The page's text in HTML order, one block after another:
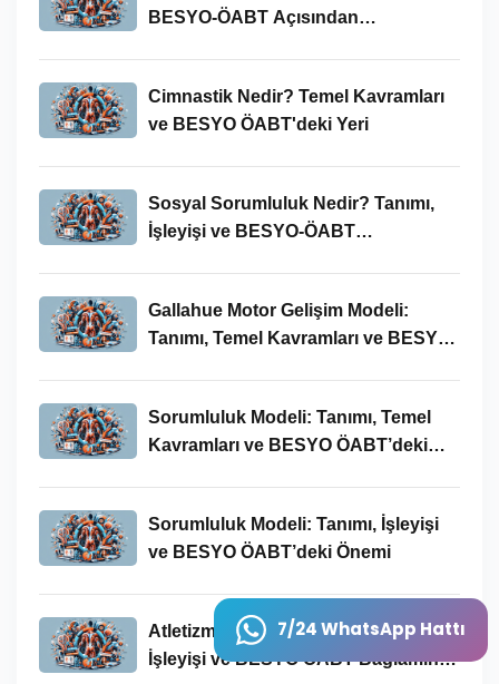
7/24 WhatsApp Hattı
BESYO-ÖABT Açısından
Cimnastik Nedir? Temel Kavramları
ve BESYO ÖABT'deki Yeri
Sosyal Sorumluluk Nedir? Tanımı,
İşleyişi ve BESYO-ÖABT
Gallahue Motor Gelişim Modeli:
Tanımı, Temel Kavramları ve BESYO-
Sorumluluk Modeli: Tanımı, Temel
Kavramları ve BESYO ÖABT’deki
Sorumluluk Modeli: Tanımı, İşleyişi
ve BESYO ÖABT’deki Önemi
Atletizm Nedir? Temel Kavramları,
İşleyişi ve BESYO ÖABT Bağlamında